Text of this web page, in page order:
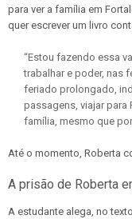
para ver a família em
quer escrever um livro
“Estou fazendo essa
trabalhar e poder, nas
feriado prolongado,
passagens, viajar para
família, mesmo que
Até o momento, Roberta
A prisão de Roberta
A estudante alega, no